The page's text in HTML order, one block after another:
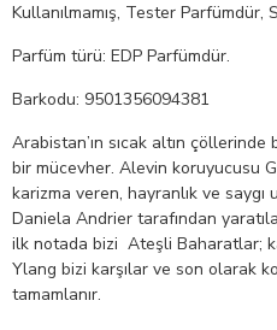
Kullanılmamış, Tester Parfümdür,
Parfüm türü: EDP Parfümdür.
Barkodu: 9501356094381
Arabistan’ın sıcak altın
bir mücevher. Alevin koruyucusu
karizma veren, hayranlık ve saygı
Daniela Andrier tarafından
ilk notada bizi Ateşli Baharatlar;
Ylang bizi karşılar ve son olarak
tamamlanır.